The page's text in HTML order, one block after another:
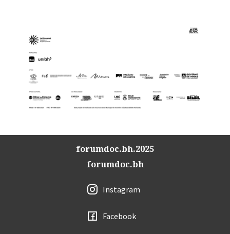
forumdoc.bh.2025
forumdoc.bh
Instagram
Facebook